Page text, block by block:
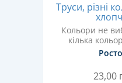
Труси, різні
Кольори не
кілька
23,00